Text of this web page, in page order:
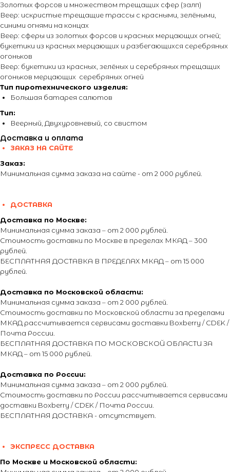
Золотых форсов и множеством трещащих сфер (залп)
Веер: искристые трещащие трассы с красными, зелёными,
синими огнями на концах
Веер: сферы из золотых форсов и красных мерцающих огней;
букетики из красных мерцающих и разбегающихся серебряных
огоньков
Веер: букетики из красных, зелёных и серебряных трещащих
огоньков мерцающих серебряных огней
Тип пиротехнического изделия:
Большая батарея салютов
Тип:
Веерный, Двухуровневый, со свистом
Доставка и оплата
ЗАКАЗ НА САЙТЕ
Заказ:
Минимальная сумма заказа на сайте - от 2 000 рублей.
ДОСТАВКА
Доставка по Москве:
Минимальная сумма заказа – от 2 000 рублей.
Стоимость доставки по Москве в пределах МКАД – 300
рублей.
БЕСПЛАТНАЯ ДОСТАВКА В ПРЕДЕЛАХ МКАД – от 15 000
рублей.
Доставка по Московской области:
Минимальная сумма заказа – от 2 000 рублей.
Стоимость доставки по Московской области за пределами
МКАД рассчитывается сервисами доставки Boxberry / CDEK /
Почта России.
БЕСПЛАТНАЯ ДОСТАВКА ПО МОСКОВСКОЙ ОБЛАСТИ ЗА
МКАД – от 15 000 рублей.
Доставка по России:
Минимальная сумма заказа – от 2 000 рублей.
Стоимость доставки по России рассчитывается сервисами
доставки Boxberry / CDEK / Почта России.
БЕСПЛАТНАЯ ДОСТАВКА - отсутствует.
ЭКСПРЕСС ДОСТАВКА
По Москве и Московской области: